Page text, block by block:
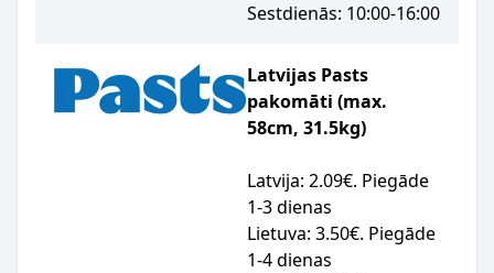
Sestdienās: 10:00-16:00
Latvijas Pasts
pakomāti (max.
58cm, 31.5kg)
Latvija: 2.09€. Piegāde
1-3 dienas
Lietuva: 3.50€. Piegāde
1-4 dienas